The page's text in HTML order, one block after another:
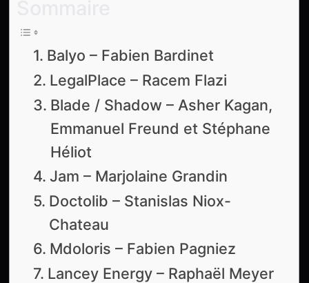
Balyo – Fabien Bardinet
LegalPlace – Racem Flazi
Blade / Shadow – Asher Kagan,
Emmanuel Freund et Stéphane
Héliot
Jam – Marjolaine Grandin
Doctolib – Stanislas Niox-
Chateau
Mdoloris – Fabien Pagniez
Lancey Energy – Raphaël Meyer